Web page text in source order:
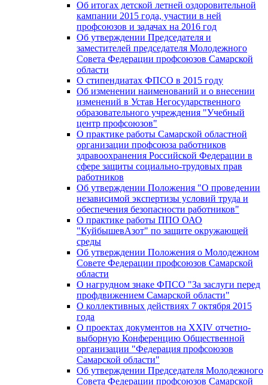
Об итогах детской летней оздоровительной
кампании 2015 года, участии в ней
профсоюзов и задачах на 2016 год
Об утверждении Председателя и
заместителей председателя Молодежного
Совета Федерации профсоюзов Самарской
области
О стипендиатах ФПСО в 2015 году
Об изменении наименований и о внесении
изменений в Устав Негосударственного
образовательного учреждения "Учебный
центр профсоюзов"
О практике работы Самарской областной
организации профсоюза работников
здравоохранения Российской Федерации в
сфере защиты социально-трудовых прав
работников
Об утверждении Положения "О проведении
независимой экспертизы условий труда и
обеспечения безопасности работников"
О практике работы ППО ОАО
"КуйбышевАзот" по защите окружающей
среды
Об утверждении Положения о Молодежном
Совете Федерации профсоюзов Самарской
области
О нагрудном знаке ФПСО "За заслуги перед
профдвижением Самарской области"
О коллективных действиях 7 октября 2015
года
О проектах документов на XXIV отчетно-
выборную Конференцию Общественной
организации "Федерация профсоюзов
Самарской области"
Об утверждении Председателя Молодежного
Совета Федерации профсоюзов Самарской